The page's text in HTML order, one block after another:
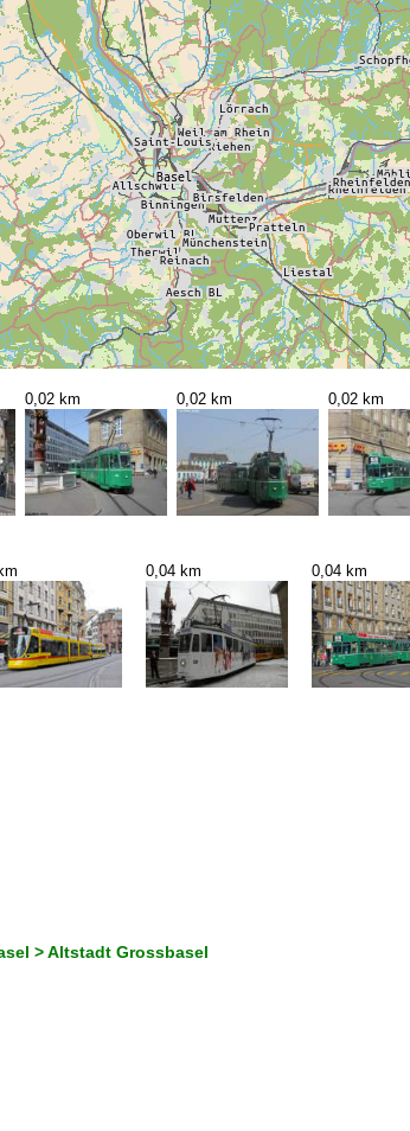
0,02 km 0,02 km 0,02 km
0,04 km 0,04 km
> Altstadt Grossbasel